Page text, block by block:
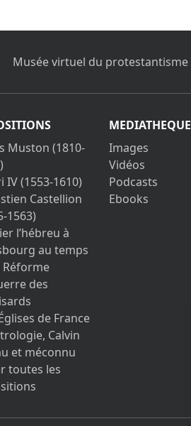
Musée virtuel du protestantisme
Muston (1810-
IV (1553-1610)
Castellion
1563)
l’hébreu à
au temps
Réforme
des
de France
Calvin
et méconnu
toutes les
MEDIATHEQUE
Images
Vidéos
Podcasts
Ebooks